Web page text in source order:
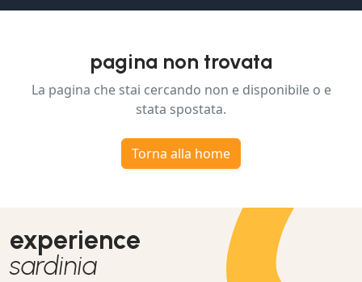
pagina non trovata
La pagina che stai cercando non e disponibile o e
stata spostata.
Torna alla home
experience
sardinia